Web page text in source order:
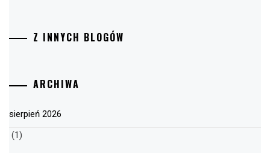
Z INNYCH BLOGÓW
ARCHIWA
sierpień 2026
(1)